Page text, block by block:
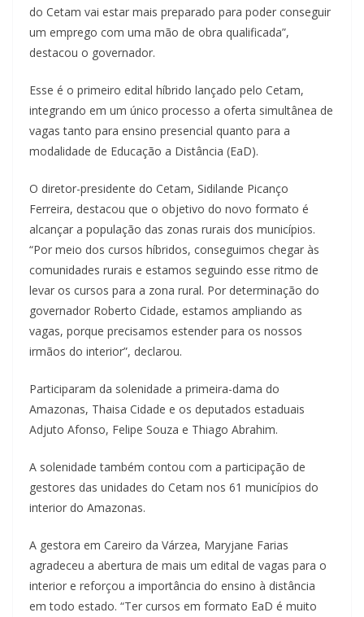
do Cetam vai estar mais preparado para poder conseguir
um emprego com uma mão de obra qualificada”,
destacou o governador.
Esse é o primeiro edital híbrido lançado pelo Cetam,
integrando em um único processo a oferta simultânea de
vagas tanto para ensino presencial quanto para a
modalidade de Educação a Distância (EaD).
O diretor-presidente do Cetam, Sidilande Picanço
Ferreira, destacou que o objetivo do novo formato é
alcançar a população das zonas rurais dos municípios.
“Por meio dos cursos híbridos, conseguimos chegar às
comunidades rurais e estamos seguindo esse ritmo de
levar os cursos para a zona rural. Por determinação do
governador Roberto Cidade, estamos ampliando as
vagas, porque precisamos estender para os nossos
irmãos do interior”, declarou.
Participaram da solenidade a primeira-dama do
Amazonas, Thaisa Cidade e os deputados estaduais
Adjuto Afonso, Felipe Souza e Thiago Abrahim.
A solenidade também contou com a participação de
gestores das unidades do Cetam nos 61 municípios do
interior do Amazonas.
A gestora em Careiro da Várzea, Maryjane Farias
agradeceu a abertura de mais um edital de vagas para o
interior e reforçou a importância do ensino à distância
em todo estado. “Ter cursos em formato EaD é muito